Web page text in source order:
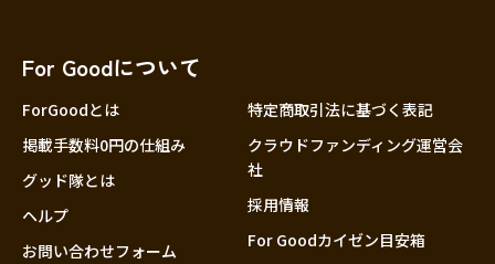
For Goodについて
ForGoodとは
掲載手数料0円の仕組み
グッド隊とは
ヘルプ
お問い合わせフォーム
特定商取引法に基づく表記
クラウドファンディング運営会
社
採用情報
For Goodカイゼン目安箱